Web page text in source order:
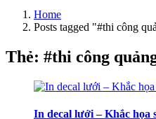
Home
Posts tagged "#thi công
Thẻ: #thi công
In decal lưới – Khắc họa